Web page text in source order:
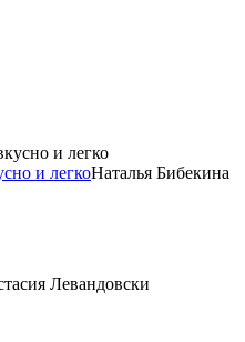
и легкоНаталья Бибекина
Левандовски